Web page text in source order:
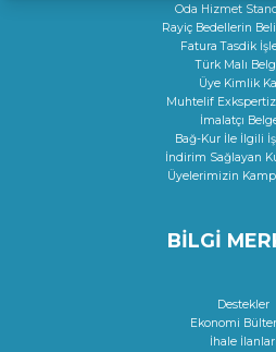
Oda Hizmet
Rayiç Bedellerin
Fatura Tasdik
Türk Malı
Üye Kimlik
Muhtelif
İmalatçı
Bağ-Kur İle İlgili
İndirim Sağlayan
Üyelerimizin
BİLGİ
Destekler
Ekonomi
İhale İlanları